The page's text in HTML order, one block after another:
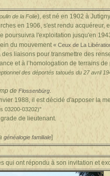
de la Folie), est né en 1902 à
en 1906, s'est rendu acquéreur,
poursuivra l'exploitation jusqu'en
du mouvement« Ceux de La
liaisons pour transmettre des
et à l’homologation de terrains de
des déportés tatoués du 27 avril
de Flossenbürg.
1988, il est décidé d'apposer la
03200-03202)"
de lieutenant.
généalogie familiale]
qui ont répondu à son invitation et